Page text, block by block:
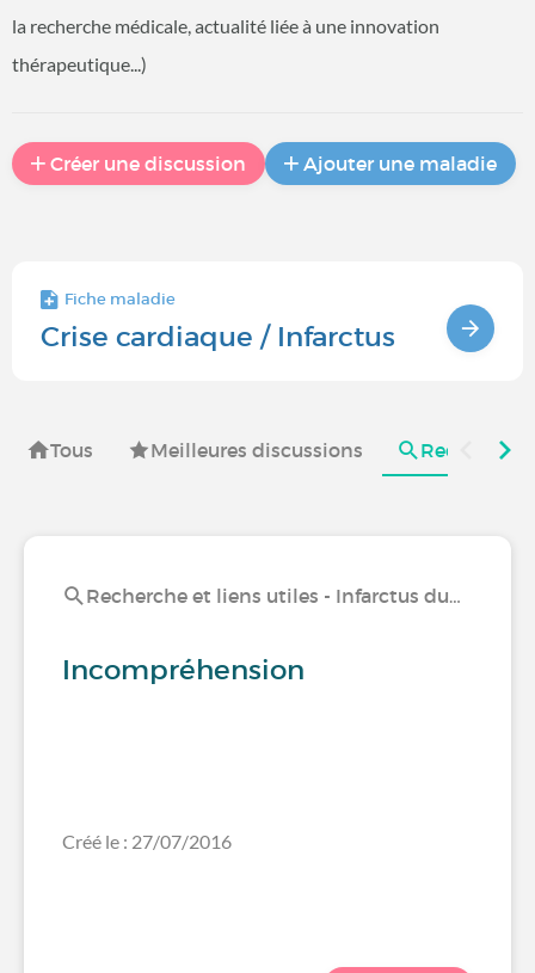
la recherche médicale, actualité liée à une innovation
thérapeutique...)
Créer une discussion Ajouter une maladie
Fiche maladie
Crise cardiaque / Infarctus
Tous Meilleures discussions
Recherche et liens utiles - Infarctus du…
Incompréhension
Créé le : 27/07/2016